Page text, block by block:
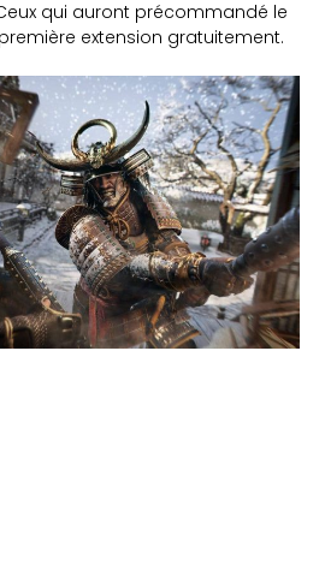
qui auront précommandé le
extension gratuitement.